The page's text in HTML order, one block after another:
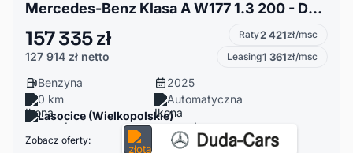
Mercedes-Benz Klasa A W177 1.3 200 - Dostępny Od Ręki!
157 335 zł
127 914 zł netto
Raty2 421zł/msc
Leasing1 361zł/msc
Benzyna
2025
0 km
Automatyczna
Lasocice (Wielkopolskie)
Zobacz oferty: